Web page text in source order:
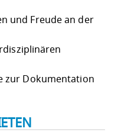
und Freude an der
zur Dokumentation